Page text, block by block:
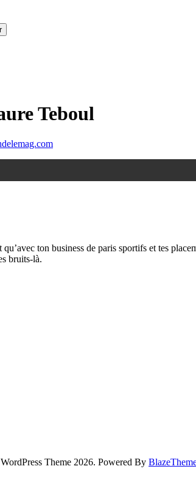
Teboul
ton business de paris sportifs et tes
bruits-là.
Theme 2026. Powered By